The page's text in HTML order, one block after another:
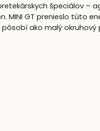
špeciálov
MINI GT prenieslo túto
ako malý